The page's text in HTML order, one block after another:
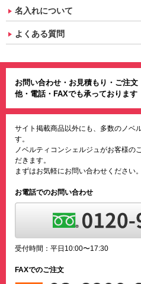
名入れについて
よくある質問
お問い合わせ・お見積もり・ご注
他・電話・FAXでも承っております
サイト掲載商品以外にも、多数のノベ
す。
ノベルティコンシェルジュがお客様の
だきます。
まずはお気軽にお問い合わせください。
お電話でのお問い合わせ
受付時間：平日10:00〜17:30
FAXでのご注文